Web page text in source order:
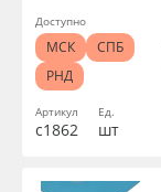
Доступность
Артикул
с1862
Ед.
шт
Доступно
МСК
СПБ
РНД